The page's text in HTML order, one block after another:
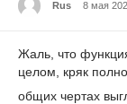
Rus 8 мая
Жаль, что
целом, кряк
общих чертах